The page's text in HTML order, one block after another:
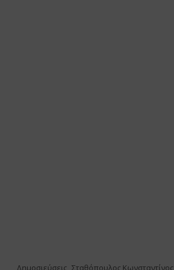
Δημοσιεύσεις Σταθόπουλος Κωνσταντίνος